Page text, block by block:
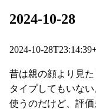
2024-10-28
2024-10-
昔は親の顔より見た
タイプしてもいな
使うのだけど、評